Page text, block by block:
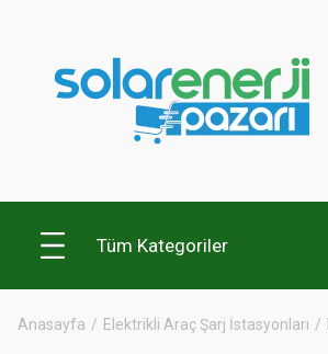
Tüm Kategoriler
Anasayfa Elektrikli Araç Şarj İstasyonları